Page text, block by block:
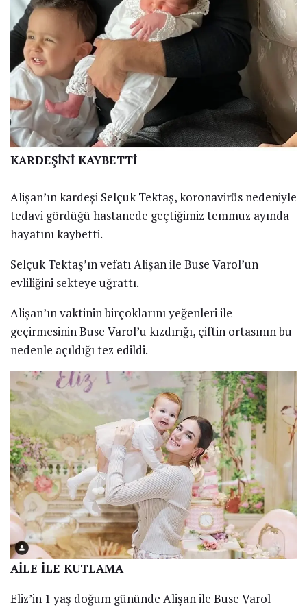
KARDEŞİNİ KAYBETTİ
Alişan’ın kardeşi Selçuk Tektaş, koronavirüs nedeniyle
tedavi gördüğü hastanede geçtiğimiz temmuz ayında
hayatını kaybetti.
Selçuk Tektaş’ın vefatı Alişan ile Buse Varol’un
evliliğini sekteye uğrattı.
Alişan’ın vaktinin birçoklarını yeğenleri ile
geçirmesinin Buse Varol’u kızdırığı, çiftin ortasının bu
nedenle açıldığı tez edildi.
AİLE İLE KUTLAMA
Eliz’in 1 yaş doğum gününde Alişan ile Buse Varol